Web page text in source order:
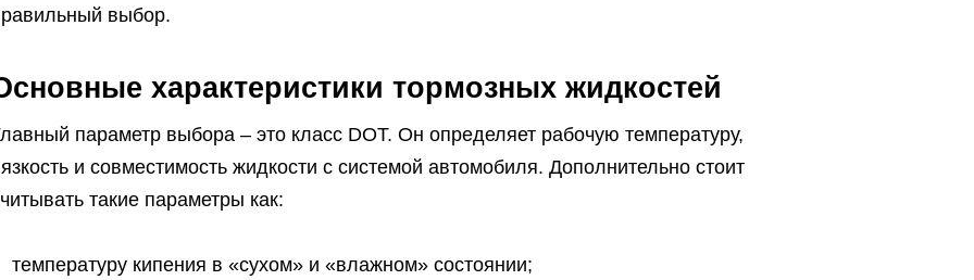
выбор.
характеристики тормозных жидкостей
параметр выбора – это класс DOT. Он определяет рабочую температуру,
и совместимость жидкости с системой автомобиля. Дополнительно стоит
такие параметры как:
температуру кипения в «сухом» и «влажном» состоянии;